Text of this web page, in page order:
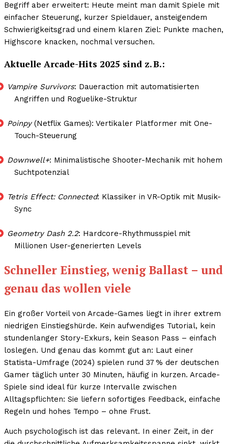
Begriff aber erweitert: Heute meint man damit Spiele mit
einfacher Steuerung, kurzer Spieldauer, ansteigendem
Schwierigkeitsgrad und einem klaren Ziel: Punkte machen,
Highscore knacken, nochmal versuchen.
Aktuelle Arcade-Hits 2025 sind z. B.:
Vampire Survivors: Daueraction mit automatisierten
Angriffen und Roguelike-Struktur
Poinpy(Netflix Games): Vertikaler Platformer mit One-
Touch-Steuerung
Downwell+: Minimalistische Shooter-Mechanik mit hohem
Suchtpotenzial
Tetris Effect: Connected: Klassiker in VR-Optik mit Musik-
Sync
Geometry Dash 2.2: Hardcore-Rhythmusspiel mit
Millionen User-generierten Levels
Schneller Einstieg, wenig Ballast – und
genau das wollen viele
Ein großer Vorteil von Arcade-Games liegt in ihrer extrem
niedrigen Einstiegshürde. Kein aufwendiges Tutorial, kein
stundenlanger Story-Exkurs, kein Season Pass – einfach
loslegen. Und genau das kommt gut an: Laut einer
Statista-Umfrage (2024) spielen rund 37 % der deutschen
Gamer täglich unter 30 Minuten, häufig in kurzen. Arcade-
Spiele sind ideal für kurze Intervalle zwischen
Alltagspflichten: Sie liefern sofortiges Feedback, einfache
Regeln und hohes Tempo – ohne Frust.
Auch psychologisch ist das relevant. In einer Zeit, in der